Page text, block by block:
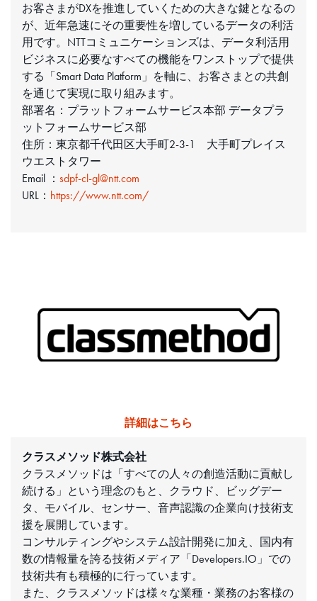
お客さまがDXを推進していくための大きな鍵となるの
が、近年急速にその重要性を増しているデータの利活
用です。NTTコミュニケーションズは、データ利活用
ビジネスに必要なすべての機能をワンストップで提供
する「Smart Data Platform」を軸に、お客さまとの共創
を通じて実現に取り組みます。
部署名：プラットフォームサービス本部 データプラ
ットフォームサービス部
住所：東京都千代田区大手町2-3-1 大手町プレイス
ウエストタワー
Email ： sdpf-cl-gl@ntt.com
URL： https://www.ntt.com/
詳細はこちら
クラスメソッド株式会社
クラスメソッドは「すべての人々の創造活動に貢献し
続ける」という理念のもと、クラウド、ビッグデー
タ、モバイル、センサー、音声認識の企業向け技術支
援を展開しています。
コンサルティングやシステム設計開発に加え、国内有
数の情報量を誇る技術メディア「Developers.IO」での
技術共有も積極的に行っています。
また、クラスメソッドは様々な業種・業務のお客様の